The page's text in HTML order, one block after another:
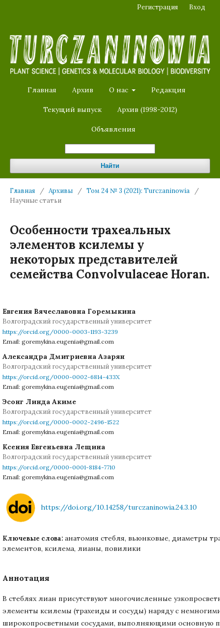
Главная Архив О нас Редакция
Текущий выпуск Архив (1998-2012)
Объявления
Найти
Регистрация Вход
Главная / Архивы / Том 24 № 3 (2021): Turczaninowia
/
Научные статьи
Особенности трахеальных
элементов ксилемы у
некоторых представителей
семейства Convolvulaceae Horan.
Евгения Вячеславовна Горемыкина
Волгоградский государственный университет
https://orcid.org/0000-0003-1193-3239
Email: goremykina.eugenia@gmail.com
Александра Дмитриевна Азарян
Волгоградский государственный университет
https://orcid.org/0000-0002-6814-433X
Email: goremykina.eugenia@gmail.com
Эсонг Линда Акиме
Волгоградский государственный университет
https://orcid.org/0000-0002-2496-1522
Email: goremykina.eugenia@gmail.com
Ксения Евгеньевна Лещина
Волгоградский государственный университет
https://orcid.org/0000-0001-8184-7710
Email: goremykina.eugenia@gmail.com
https://doi.org/10.14258/turczaninowia.24.3.10
Ключевые слова: анатомия стебля, вьюнковые, диаметры
элементов, ксилема, лианы, повилики
Аннотация
В стеблях лиан присутствуют многочисленные
элементы ксилемы (трахеиды и сосуды) наряду с
широкопросветными сосудами, выполняющими основную